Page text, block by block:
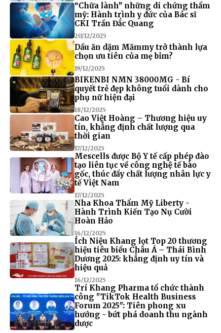
“Chữa lành” những di chứng thẩm
mỹ: Hành trình y đức của Bác sĩ
CKI Trần Đắc Quang
20/12/2025
Dầu ăn dặm Mămmy trở thành lựa
chọn ưu tiên của mẹ bỉm?
19/12/2025
BIKENBI NMN 38000MG - Bí
quyết trẻ đẹp không tuổi dành cho
phụ nữ hiện đại
18/12/2025
Cao Việt Hoàng – Thương hiệu uy
tín, khẳng định chất lượng qua
thời gian
17/12/2025
Mescells được Bộ Y tế cấp phép đào
tạo liên tục về công nghệ tế bào
gốc, thúc đẩy chất lượng nhân lực y
tế Việt Nam
17/12/2025
Nha Khoa Thẩm Mỹ Liberty -
Hành Trình Kiến Tạo Nụ Cười
Hoàn Hảo
16/12/2025
Ích Niệu Khang lọt Top 20 thương
hiệu tiêu biểu Châu Á – Thái Bình
Dương 2025: khẳng định uy tín và
hiệu quả
16/12/2025
Trí Khang Pharma tổ chức thành
công "TikTok Health Business
Forum 2025": Tiên phong xu
hướng - bứt phá doanh thu ngành
dược